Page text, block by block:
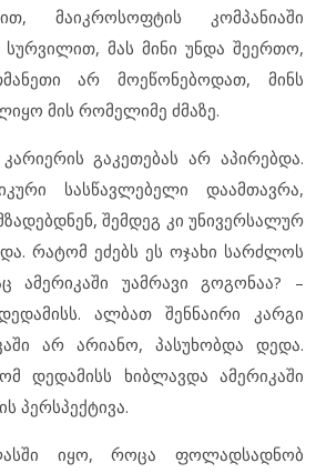
მაიკროსოფტის კომპანიაში
სურვილით, მას მინი უნდა შეერთო,
არ მოეწონებოდათ, მინს
მის რომელიმე ძმაზე.
გაკეთებას არ აპირებდა.
სასწავლებელი დაამთავრა,
შემდეგ კი უნივერსალურ
რატომ ეძებს ეს ოჯახი სარძლოს
ამერიკაში უამრავი გოგონაა? –
ალბათ შენნაირი კარგი
არ არიანო, პასუხობდა დედა.
დედამისს ხიბლავდა ამერიკაში
პერსპექტივა.
იყო, როცა ფოლადსადნობ